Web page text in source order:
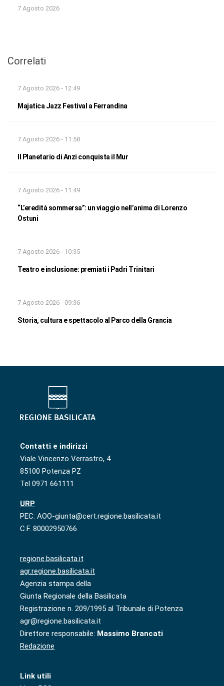
7 Agosto 2026
Correlati
7 Agosto 2026 - 12:49
Majatica Jazz Festival a Ferrandina
7 Agosto 2026 - 11:58
Il Planetario di Anzi conquista il Mur
7 Agosto 2026 - 11:49
“L’eredità sommersa”: un viaggio nell’anima di Lorenzo
Ostuni
7 Agosto 2026 - 10:35
Teatro e inclusione: premiati i Padri Trinitari
7 Agosto 2026 - 09:36
Storia, cultura e spettacolo al Parco della Grancia
Contatti e indirizzi
Viale Vincenzo Verrastro, 4
85100 Potenza PZ
Tel 0971 661111
URP
PEC: AOO-giunta@cert.regione.basilicata.it
C.F. 80002950766
regione.basilicata.it
agr.regione.basilicata.it
Agenzia stampa della
Giunta Regionale della Basilicata
Registrazione n. 209/1995 al Tribunale di Potenza
agr@regione.basilicata.it
Direttore responsabile: Massimo Brancati
Redazione
Link utili